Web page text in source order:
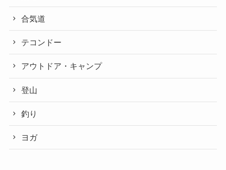
合気道
テコンドー
アウトドア・キャンプ
登山
釣り
ヨガ